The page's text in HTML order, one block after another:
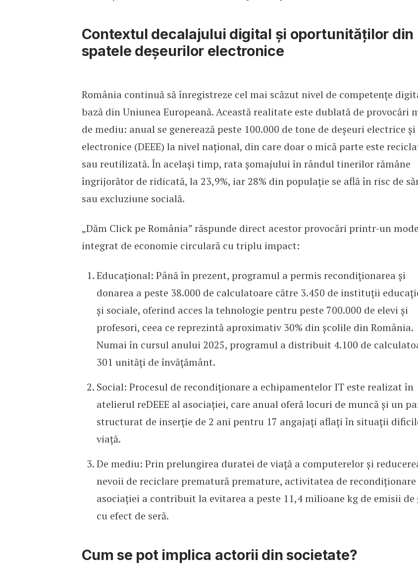
Contextul decalajului digital și oportunităților din
spatele deșeurilor electronice
România continuă să înregistreze cel mai scăzut nivel de competențe
bază din Uniunea Europeană. Această realitate este dublată de provocări
de mediu: anual se generează peste 100.000 de tone de deșeuri electrice și
electronice (DEEE) la nivel național, din care doar o mică parte este
sau reutilizată. În același timp, rata șomajului în rândul tinerilor rămâne
îngrijorător de ridicată, la 23,9%, iar 28% din populație se află în risc de
sau excluziune socială.
„Dăm Click pe România” răspunde direct acestor provocări printr-un
integrat de economie circulară cu triplu impact:
Educațional: Până în prezent, programul a permis recondiționarea și
donarea a peste 38.000 de calculatoare către 3.450 de instituții
și sociale, oferind acces la tehnologie pentru peste 700.000 de elevi și
profesori, ceea ce reprezintă aproximativ 30% din școlile din România.
Numai în cursul anului 2025, programul a distribuit 4.100 de
301 unități de învățământ.
Social: Procesul de recondiționare a echipamentelor IT este realizat în
atelierul reDEEE al asociației, care anual oferă locuri de muncă și un
structurat de inserție de 2 ani pentru 17 angajați aflați în situații
viață.
De mediu: Prin prelungirea duratei de viață a computerelor și
nevoii de reciclare prematură premature, activitatea de recondiționare
asociației a contribuit la evitarea a peste 11,4 milioane kg de emisii de
cu efect de seră.
Cum se pot implica actorii din societate?